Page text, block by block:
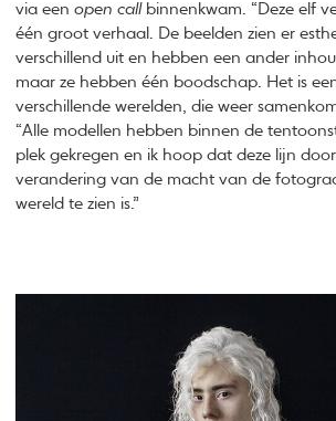
via eenopen callbinnenkwam. “Deze elf
één groot verhaal. De beelden zien er
verschillend uit en hebben een ander
maar ze hebben één boodschap. Het is
verschillende werelden, die weer
“Alle modellen hebben binnen de
plek gekregen en ik hoop dat deze lijn
verandering van de macht van de
wereld te zien is.”